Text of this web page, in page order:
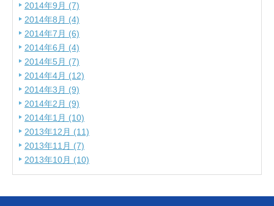
2014年9月 (7)
2014年8月 (4)
2014年7月 (6)
2014年6月 (4)
2014年5月 (7)
2014年4月 (12)
2014年3月 (9)
2014年2月 (9)
2014年1月 (10)
2013年12月 (11)
2013年11月 (7)
2013年10月 (10)